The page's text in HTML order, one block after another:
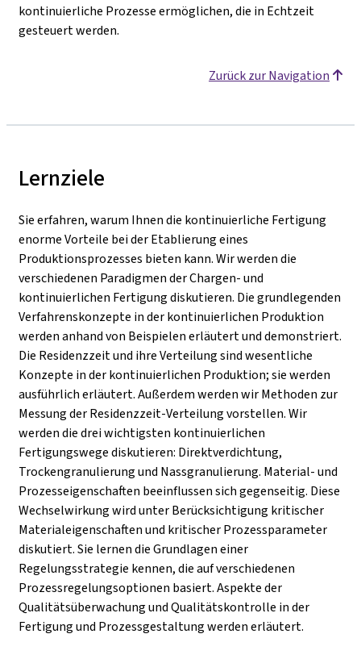
kontinuierliche Prozesse ermöglichen, die in Echtzeit
gesteuert werden.
Zurück zur Navigation
Lernziele
Sie erfahren, warum Ihnen die kontinuierliche Fertigung
enorme Vorteile bei der Etablierung eines
Produktionsprozesses bieten kann. Wir werden die
verschiedenen Paradigmen der Chargen- und
kontinuierlichen Fertigung diskutieren. Die grundlegenden
Verfahrenskonzepte in der kontinuierlichen Produktion
werden anhand von Beispielen erläutert und demonstriert.
Die Residenzzeit und ihre Verteilung sind wesentliche
Konzepte in der kontinuierlichen Produktion; sie werden
ausführlich erläutert. Außerdem werden wir Methoden zur
Messung der Residenzzeit-Verteilung vorstellen. Wir
werden die drei wichtigsten kontinuierlichen
Fertigungswege diskutieren: Direktverdichtung,
Trockengranulierung und Nassgranulierung. Material- und
Prozesseigenschaften beeinflussen sich gegenseitig. Diese
Wechselwirkung wird unter Berücksichtigung kritischer
Materialeigenschaften und kritischer Prozessparameter
diskutiert. Sie lernen die Grundlagen einer
Regelungsstrategie kennen, die auf verschiedenen
Prozessregelungsoptionen basiert. Aspekte der
Qualitätsüberwachung und Qualitätskontrolle in der
Fertigung und Prozessgestaltung werden erläutert.